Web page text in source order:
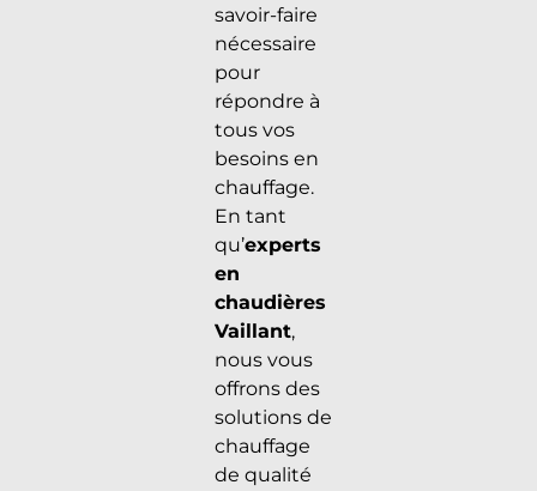
savoir-faire
nécessaire
pour
répondre à
tous vos
besoins en
chauffage.
En tant
qu’experts
en
chaudières
Vaillant,
nous vous
offrons des
solutions de
chauffage
de qualité